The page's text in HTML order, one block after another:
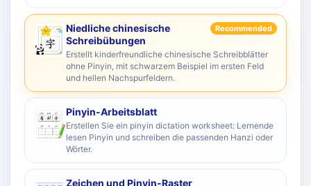
Niedliche chinesische
Schreibübungen
Recommended
Erstellt kinderfreundliche chinesische Schreibblätter
ohne Pinyin, mit schwarzem Beispiel im ersten Feld
und hellen Nachspurfeldern.
Pinyin-Arbeitsblatt
Erstellen Sie ein pinyin dictation worksheet: Lernende
lesen Pinyin und schreiben die passenden Hanzi oder
Wörter.
Zeichen und Pinyin-Raster